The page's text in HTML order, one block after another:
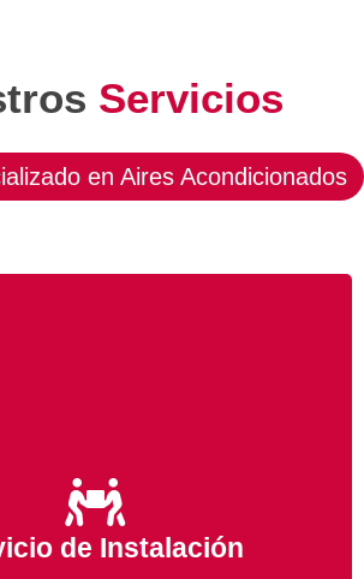
Servicios
en Aires Acondicionados
de Instalación
de instalación a un precio
a nosotros si recientemente ha
de Aire Acondicionado y